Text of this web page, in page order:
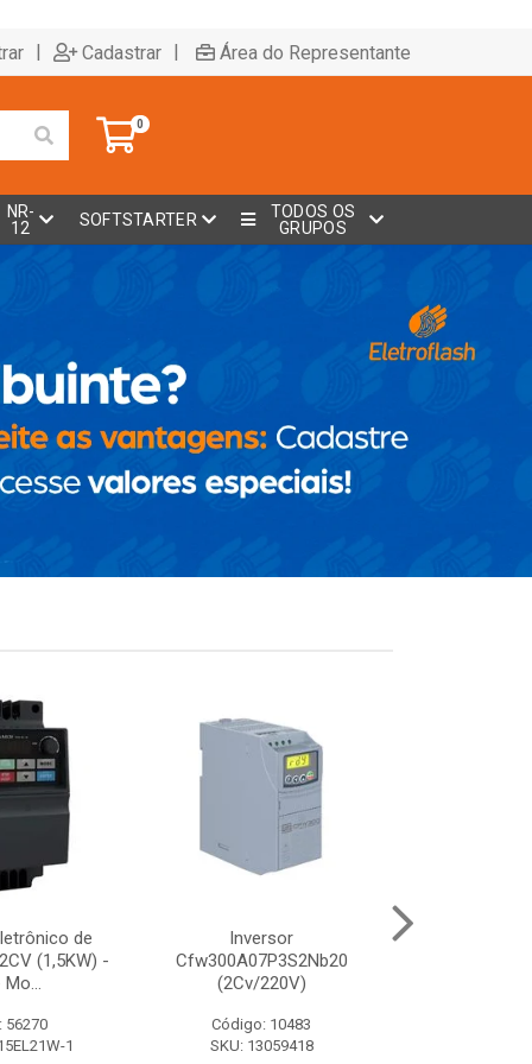
| Cadastrar | Área do Representante
0
NR-
12
SOFTSTARTER
TODOS OS
GRUPOS
de
(1,5KW) -
56270
1
Inversor
Cfw300A07P3S2Nb20
(2Cv/220V)
Código: 10483
SKU: 13059418